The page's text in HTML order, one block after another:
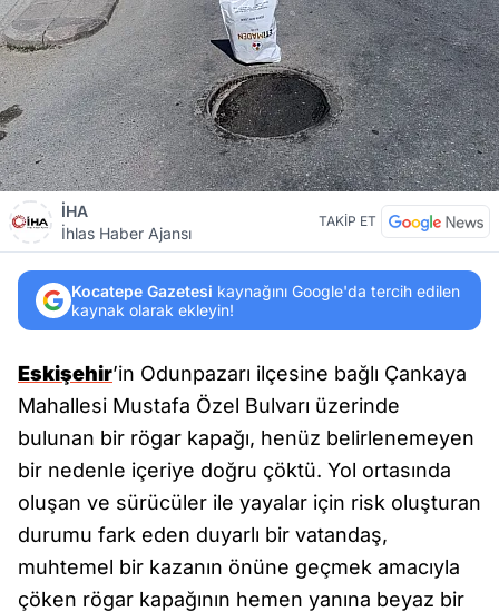
İHA
İhlas Haber Ajansı
TAKİP ET
Kocatepe Gazetesi kaynağını Google'da tercih edilen
kaynak olarak ekleyin!
Eskişehir’in Odunpazarı ilçesine bağlı Çankaya
Mahallesi Mustafa Özel Bulvarı üzerinde
bulunan bir rögar kapağı, henüz belirlenemeyen
bir nedenle içeriye doğru çöktü. Yol ortasında
oluşan ve sürücüler ile yayalar için risk oluşturan
durumu fark eden duyarlı bir vatandaş,
muhtemel bir kazanın önüne geçmek amacıyla
çöken rögar kapağının hemen yanına beyaz bir